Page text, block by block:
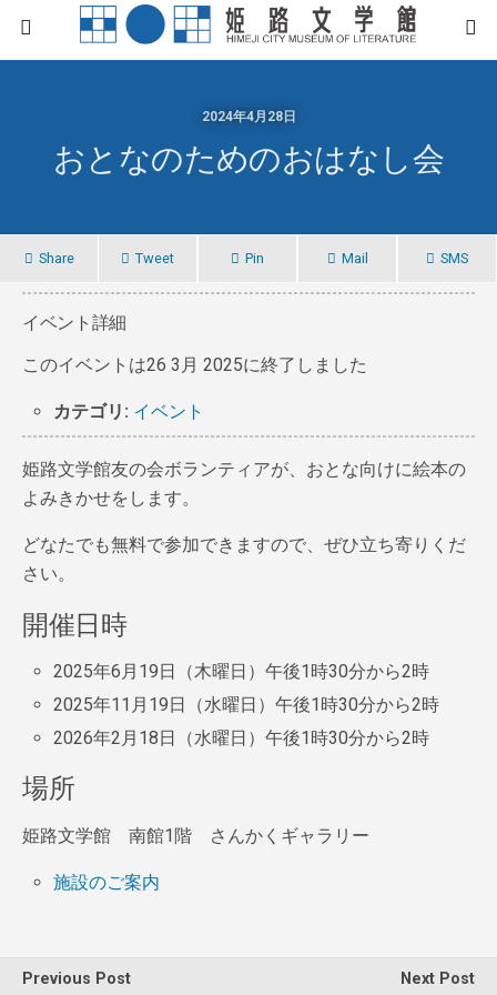
2024年4月28日
おとなのためのおはなし会
Share Tweet Pin Mail SMS
イベント詳細
このイベントは26 3月 2025に終了しました
カテゴリ: イベント
姫路文学館友の会ボランティアが、おとな向けに絵本の
よみきかせをします。
どなたでも無料で参加できますので、ぜひ立ち寄りくだ
さい。
開催日時
2025年6月19日（木曜日）午後1時30分から2時
2025年11月19日（水曜日）午後1時30分から2時
2026年2月18日（水曜日）午後1時30分から2時
場所
姫路文学館 南館1階 さんかくギャラリー
施設のご案内
Previous Post Next Post